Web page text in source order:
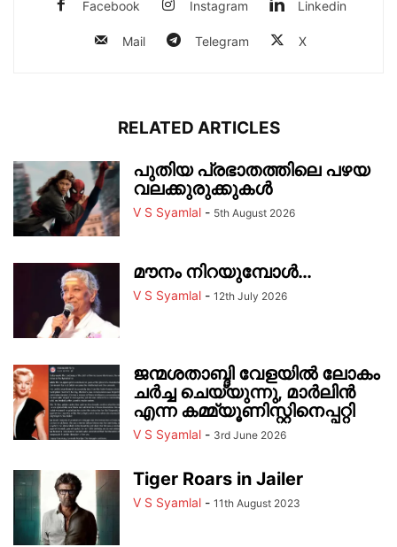
Facebook Instagram Linkedin
Mail Telegram X
RELATED ARTICLES
പുതിയ പ്രഭാതത്തിലെ പഴയ
വലക്കുരുക്കുകൾ
V S Syamlal - 5th August 2026
മൗനം നിറയുമ്പോൾ…
V S Syamlal - 12th July 2026
ജന്മശതാബ്ദി വേളയിൽ ലോകം
ചർച്ച ചെയ്യുന്നു, മാർലിൻ
എന്ന കമ്മ്യൂണിസ്റ്റിനെപ്പറ്റി
V S Syamlal - 3rd June 2026
Tiger Roars in Jailer
V S Syamlal - 11th August 2023